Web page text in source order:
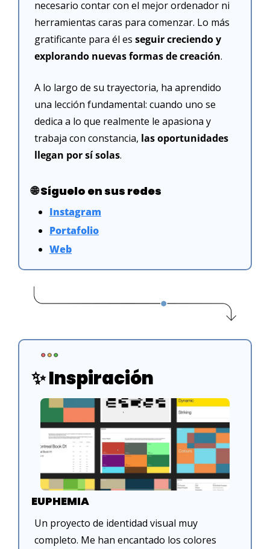
necesario contar con el mejor ordenador ni
herramientas caras para comenzar. Lo más
gratificante para él es seguir creciendo y
explorando nuevas formas de creación.
A lo largo de su trayectoria, ha aprendido
una lección fundamental: cuando uno se
dedica a lo que realmente le apasiona y
trabaja con constancia, las oportunidades
llegan por sí solas.
🌐 Síguelo en sus redes
Instagram
Portafolio
Web
✨ Inspiración
EUPHEMIA
Un proyecto de identidad visual muy
completo. Me han encantado los colores